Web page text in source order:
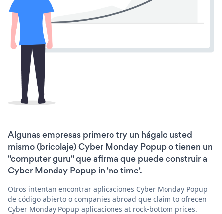
Algunas empresas primero try un hágalo usted
mismo (bricolaje) Cyber Monday Popup o tienen un
"computer guru" que afirma que puede construir a
Cyber Monday Popup in 'no time'.
Otros intentan encontrar aplicaciones Cyber Monday Popup
de código abierto o companies abroad que claim to ofrecen
Cyber Monday Popup aplicaciones at rock-bottom prices.